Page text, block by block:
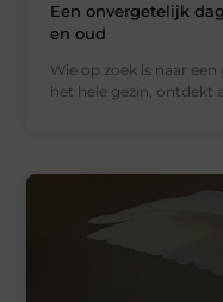
Een onvergetelijk
en oud
Wie op zoek is naar
het hele gezin, ontdekt